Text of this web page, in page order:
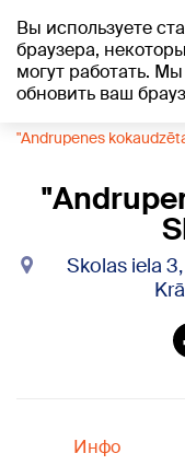
Вы используете
браузера,
могут работать.
обновить ваш
+16°C
"Andrupenes
Skolas iela
Инфо